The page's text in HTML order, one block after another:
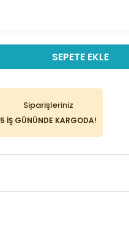
SEPETE EKLE
Siparişleriniz
5 İŞ GÜNÜNDE KARGODA!